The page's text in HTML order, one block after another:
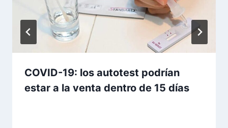
COVID-19: los autotest podrían
estar a la venta dentro de 15 días